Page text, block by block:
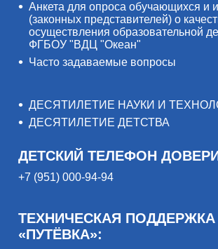
Анкета для опроса обучающихся и
(законных представителей) о
осуществления образовательной
ФГБОУ "ВДЦ "Океан"
Часто задаваемые вопросы
ДЕСЯТИЛЕТИЕ НАУКИ И
ДЕСЯТИЛЕТИЕ ДЕТСТВА
ДЕТСКИЙ ТЕЛЕФОН
+7 (951) 000-94-94
ТЕХНИЧЕСКАЯ
«ПУТЁВКА»: